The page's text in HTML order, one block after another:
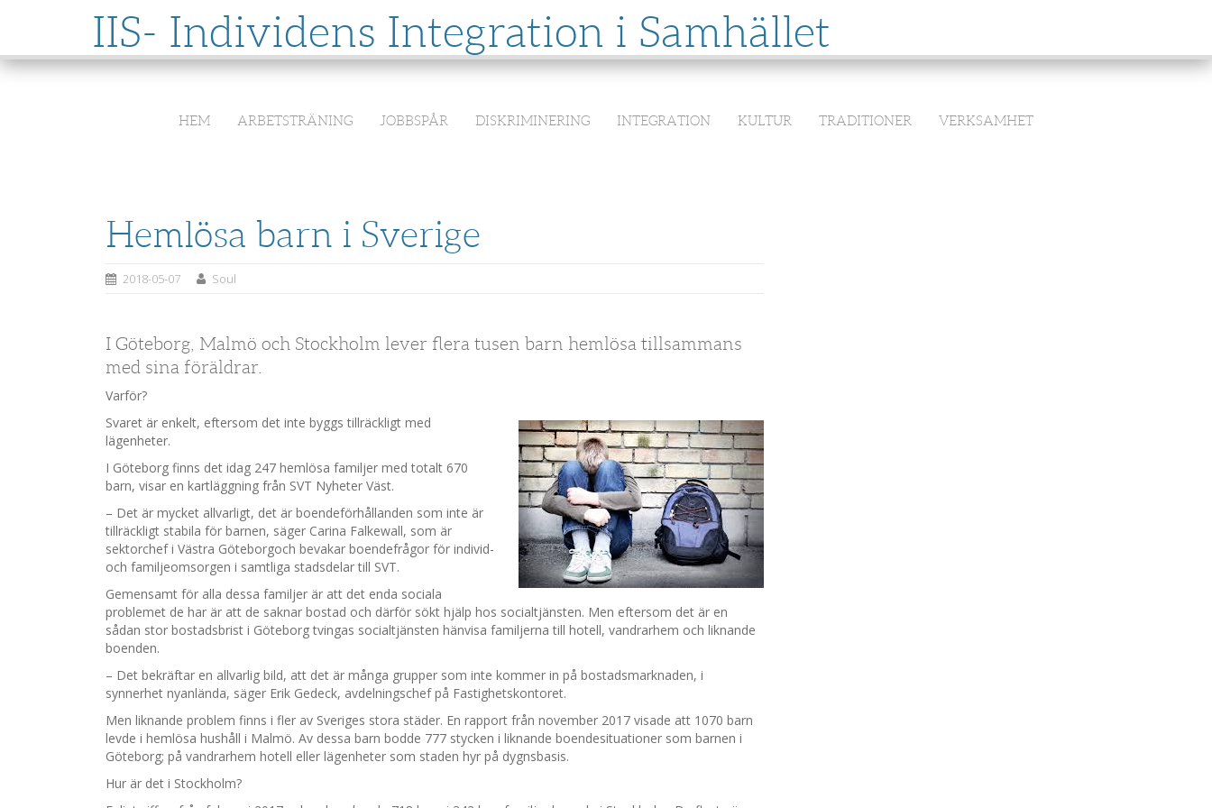
IIS- Individens Integration i Samhället
HEM ARBETSTRÄNING JOBBSPÅR DISKRIMINERING INTEGRATION KULTUR TRADITIONER VERKSAMHET
Hemlösa barn i Sverige
2018-05-07 Soul
I Göteborg, Malmö och Stockholm lever flera tusen barn hemlösa tillsammans
med sina föräldrar.
Varför?
Svaret är enkelt, eftersom det inte byggs tillräckligt med
lägenheter.
I Göteborg finns det idag 247 hemlösa familjer med totalt 670
barn, visar en kartläggning från SVT Nyheter Väst.
– Det är mycket allvarligt, det är boendeförhållanden som inte är
tillräckligt stabila för barnen, säger Carina Falkewall, som är
sektorchef i Västra Göteborgoch bevakar boendefrågor för individ-
och familjeomsorgen i samtliga stadsdelar till SVT.
Gemensamt för alla dessa familjer är att det enda sociala
problemet de har är att de saknar bostad och därför sökt hjälp hos socialtjänsten. Men eftersom det är en
sådan stor bostadsbrist i Göteborg tvingas socialtjänsten hänvisa familjerna till hotell, vandrarhem och liknande
boenden.
– Det bekräftar en allvarlig bild, att det är många grupper som inte kommer in på bostadsmarknaden, i
synnerhet nyanlända, säger Erik Gedeck, avdelningschef på Fastighetskontoret.
Men liknande problem finns i fler av Sveriges stora städer. En rapport från november 2017 visade att 1070 barn
levde i hemlösa hushåll i Malmö. Av dessa barn bodde 777 stycken i liknande boendesituationer som barnen i
Göteborg; på vandrarhem hotell eller lägenheter som staden hyr på dygnsbasis.
Hur är det i Stockholm?